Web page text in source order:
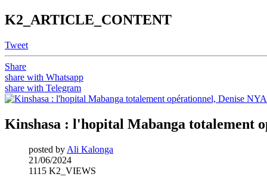
K2_ARTICLE_CONTENT
Tweet
Share
share with Whatsapp
share with Telegram
Kinshasa : l'hopital Mabanga totalement
posted by Ali Kalonga
21/06/2024
1115 K2_VIEWS